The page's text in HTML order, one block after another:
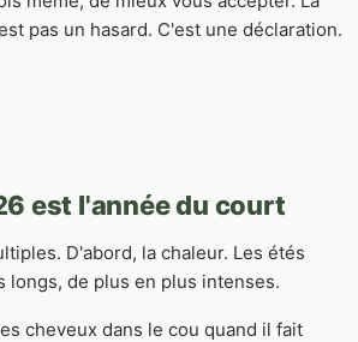
pas un hasard. C'est une déclaration.
est l'année du court
D'abord, la chaleur. Les étés
longs, de plus en plus intenses.
cheveux dans le cou quand il fait